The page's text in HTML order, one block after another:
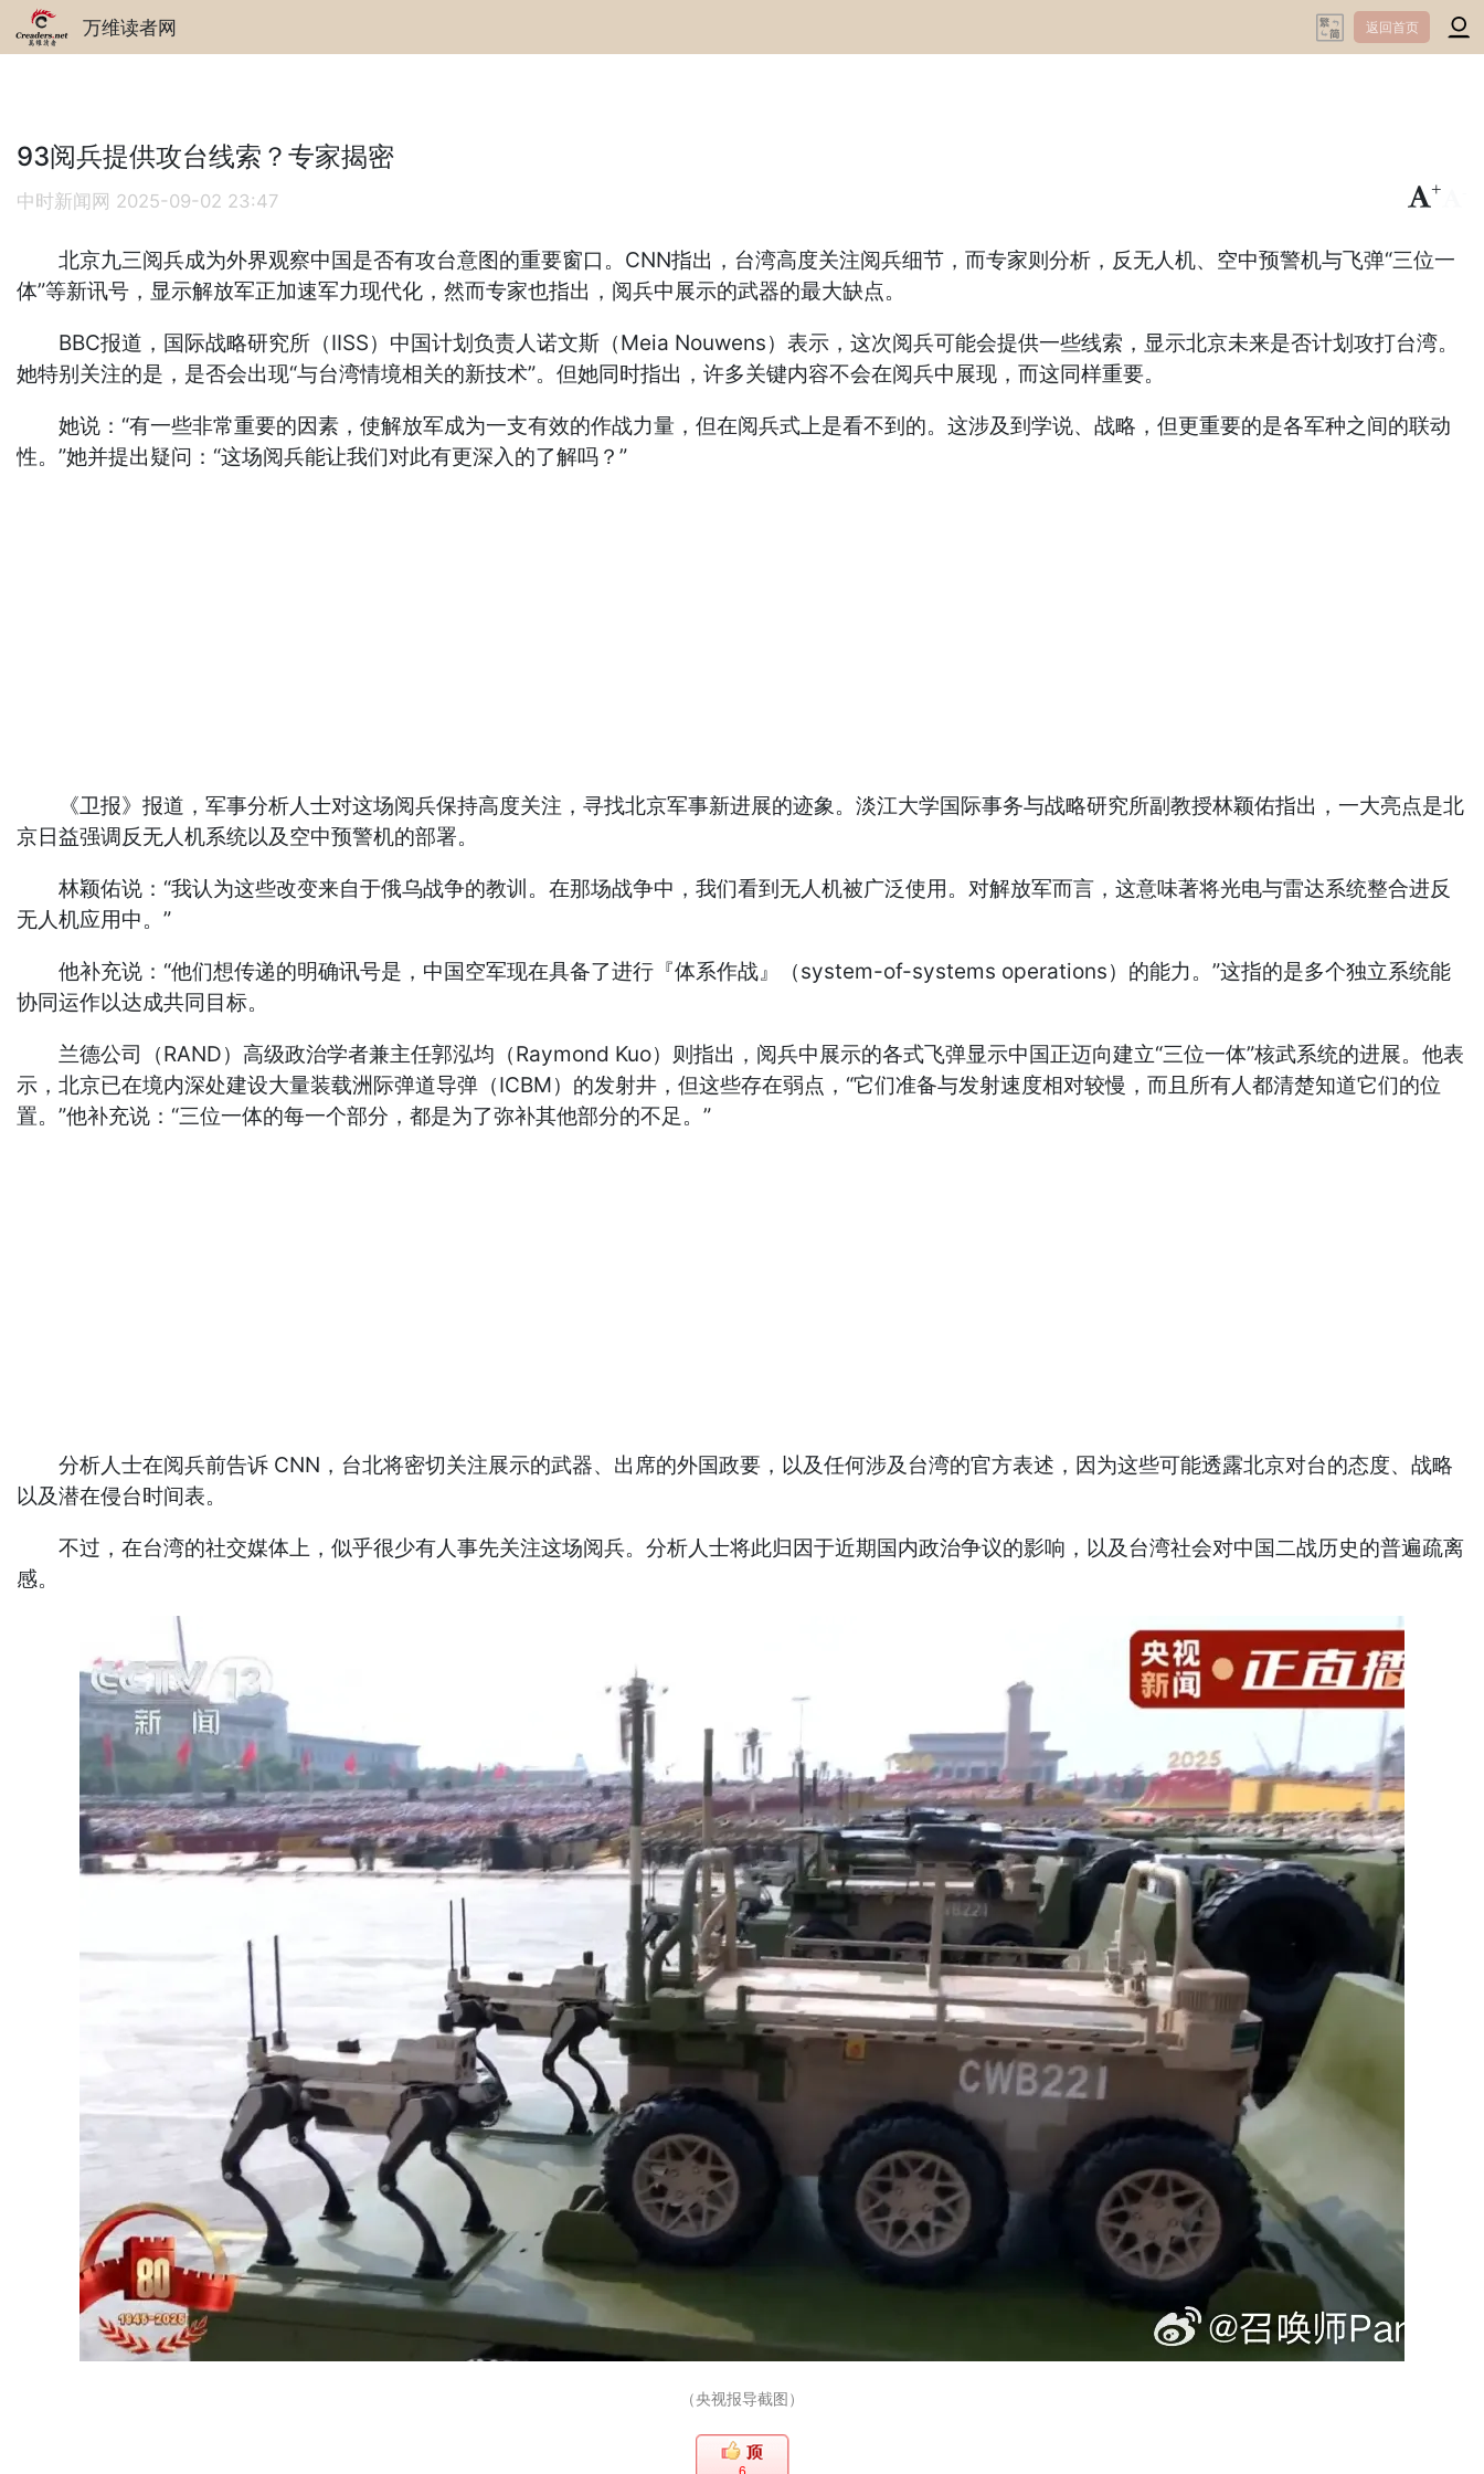
万维读者网 返回首页
93阅兵提供攻台线索？专家揭密
中时新闻网 2025-09-02 23:47
+
北京九三阅兵成为外界观察中国是否有攻台意图的重要窗口。CNN指出，台湾高度关注阅兵细节，而专家则分析，反无人机、空中预警机与飞弹“三位一
体”等新讯号，显示解放军正加速军力现代化，然而专家也指出，阅兵中展示的武器的最大缺点。
BBC报道，国际战略研究所（IISS）中国计划负责人诺文斯（Meia Nouwens）表示，这次阅兵可能会提供一些线索，显示北京未来是否计划攻打台湾。
她特别关注的是，是否会出现“与台湾情境相关的新技术”。但她同时指出，许多关键内容不会在阅兵中展现，而这同样重要。
她说：“有一些非常重要的因素，使解放军成为一支有效的作战力量，但在阅兵式上是看不到的。这涉及到学说、战略，但更重要的是各军种之间的联动
性。”她并提出疑问：“这场阅兵能让我们对此有更深入的了解吗？”
《卫报》报道，军事分析人士对这场阅兵保持高度关注，寻找北京军事新进展的迹象。淡江大学国际事务与战略研究所副教授林颖佑指出，一大亮点是北
京日益强调反无人机系统以及空中预警机的部署。
林颖佑说：“我认为这些改变来自于俄乌战争的教训。在那场战争中，我们看到无人机被广泛使用。对解放军而言，这意味著将光电与雷达系统整合进反
无人机应用中。”
他补充说：“他们想传递的明确讯号是，中国空军现在具备了进行『体系作战』（system-of-systems operations）的能力。”这指的是多个独立系统能
协同运作以达成共同目标。
兰德公司（RAND）高级政治学者兼主任郭泓均（Raymond Kuo）则指出，阅兵中展示的各式飞弹显示中国正迈向建立“三位一体”核武系统的进展。他表
示，北京已在境内深处建设大量装载洲际弹道导弹（ICBM）的发射井，但这些存在弱点，“它们准备与发射速度相对较慢，而且所有人都清楚知道它们的位
置。”他补充说：“三位一体的每一个部分，都是为了弥补其他部分的不足。”
分析人士在阅兵前告诉 CNN，台北将密切关注展示的武器、出席的外国政要，以及任何涉及台湾的官方表述，因为这些可能透露北京对台的态度、战略
以及潜在侵台时间表。
不过，在台湾的社交媒体上，似乎很少有人事先关注这场阅兵。分析人士将此归因于近期国内政治争议的影响，以及台湾社会对中国二战历史的普遍疏离
感。
（央视报导截图）